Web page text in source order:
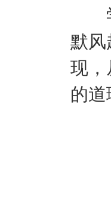
学
默风
现，
的